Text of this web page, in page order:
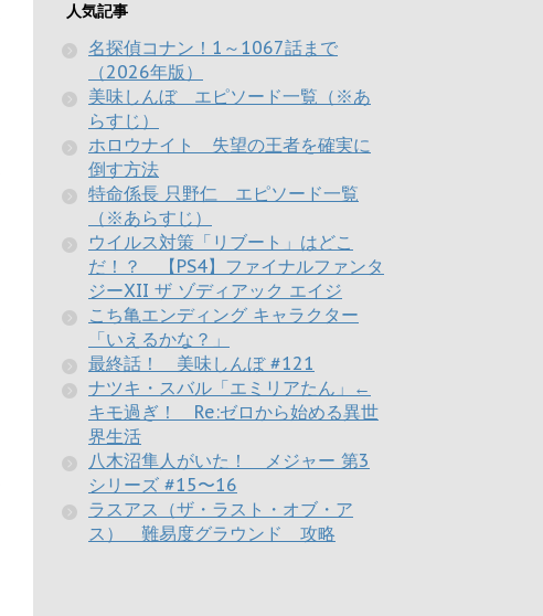
人気記事
名探偵コナン！1～1067話まで
（2026年版）
美味しんぼ エピソード一覧（※あ
らすじ）
ホロウナイト 失望の王者を確実に
倒す方法
特命係長 只野仁 エピソード一覧
（※あらすじ）
ウイルス対策「リブート」はどこ
だ！？ 【PS4】ファイナルファンタ
ジーXII ザ ゾディアック エイジ
こち亀エンディング キャラクター
「いえるかな？」
最終話！ 美味しんぼ #121
ナツキ・スバル「エミリアたん」←
キモ過ぎ！ Re:ゼロから始める異世
界生活
八木沼隼人がいた！ メジャー 第3
シリーズ #15〜16
ラスアス（ザ・ラスト・オブ・ア
ス） 難易度グラウンド 攻略